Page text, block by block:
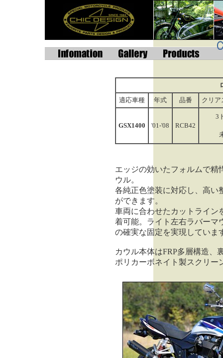
適応車種
年式 品番 クリア
GSX1400 '01-'08 RCB42
3
エッジの効いたフォルムで精
ウル。
各純正色塗装に対応し、高い
ができます。
車両に合わせたカットライン
着可能。ライト左右ラバーマ
の確実な固定を実現していま
カウル本体はFRP多層構造、
ポリカーボネイト製スクリー